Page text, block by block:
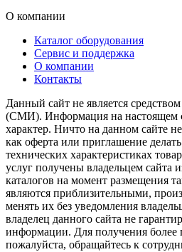
О компании
Каталог оборудования
Сервис и поддержка
О компании
Контакты
Данный сайт не является
(СМИ). Информация на настоящем
характер. Ничто на данном сайте
как оферта или приглашение
технических характеристиках
услуг получены владельцем сайта
каталогов на момент размещения
являются приблизительными,
менять их без уведомления
владелец данного сайта не
информации. Для получения
пожалуйста, обращайтесь к